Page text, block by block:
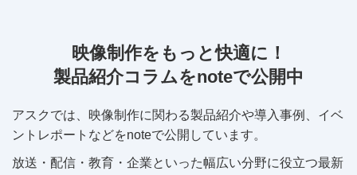
映像制作をもっと快適に！
製品紹介コラムをnoteで公開中
アスクでは、映像制作に関わる製品紹介や導入事例、イベ
ントレポートなどをnoteで公開しています。
放送・配信・教育・企業といった幅広い分野に役立つ最新